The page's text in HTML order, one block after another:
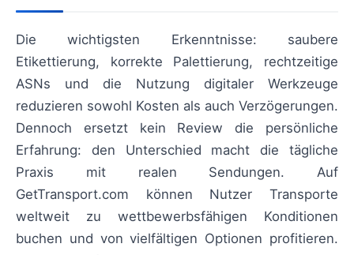
Die wichtigsten Erkenntnisse: saubere
Etikettierung, korrekte Palettierung, rechtzeitige
ASNs und die Nutzung digitaler Werkzeuge
reduzieren sowohl Kosten als auch Verzögerungen.
Dennoch ersetzt kein Review die persönliche
Erfahrung: den Unterschied macht die tägliche
Praxis mit realen Sendungen. Auf
GetTransport.com können Nutzer Transporte
weltweit zu wettbewerbsfähigen Konditionen
buchen und von vielfältigen Optionen profitieren.